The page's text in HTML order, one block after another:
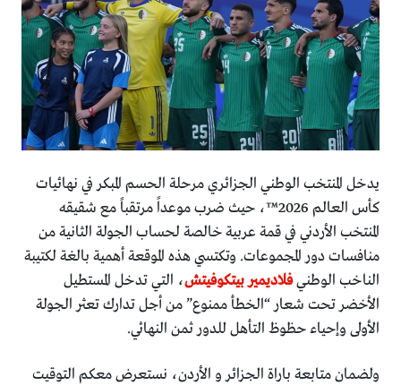
​يدخل المنتخب الوطني الجزائري مرحلة الحسم المبكر في نهائيات
كأس العالم 2026™، حيث ضرب موعداً مرتقباً مع شقيقه
المنتخب الأردني في قمة عربية خالصة لحساب الجولة الثانية من
منافسات دور المجموعات. وتكتسي هذه الموقعة أهمية بالغة لكتيبة
الناخب الوطنيفلاديمير بيتكوفيتش، التي تدخل المستطيل
الأخضر تحت شعار “الخطأ ممنوع” من أجل تدارك تعثر الجولة
الأولى وإحياء حظوظ التأهل للدور ثمن النهائي.
​ولضمان متابعة باراة الجزائر و الأردن، نستعرض معكم التوقيت